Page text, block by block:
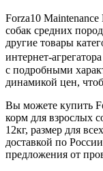
Forza10
собак средних
другие товары
интернет-
с подробными
динамикой цен,
Вы можете купить
корм для взрослых
12кг, размер для
доставкой по
предложения от